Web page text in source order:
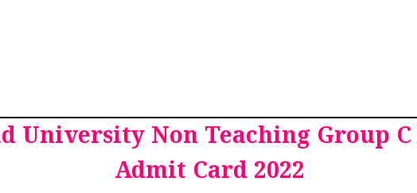
University Non Teaching Group C
Admit Card 2022